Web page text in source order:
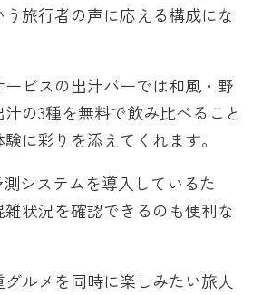
旅行者の声に応える構成にな
ービスの出汁バーでは和風・野
の3種を無料で飲み比べること
に彩りを添えてくれます。
システムを導入しているた
状況を確認できるのも便利な
ルメを同時に楽しみたい旅人